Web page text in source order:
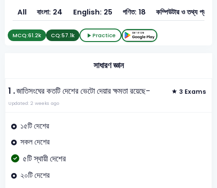
All বাংলা: 24 English: 25 গণিত: 18 কম্পিউটার
MCQ:61.2k CQ:57.1k Practice
সাধারণ জ্ঞান
1 .জাতিসংঘের কতটি দেশের ভেটো দেয়ার ক্ষমতা রয়েছে- 3 Exams
Updated: 2 weeks ago
১৫টি দেশের
সকল দেশের
৫টি স্থায়ী দেশের
২০টি দেশের